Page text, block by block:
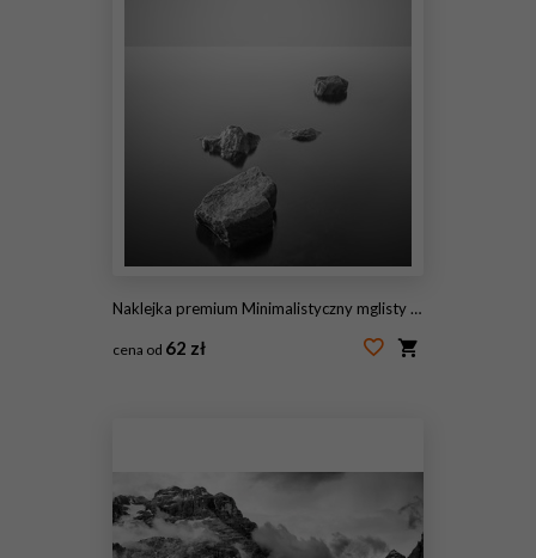
Naklejka premium Minimalistyczny mglisty krajobraz. Czarny i biały.
cena od 62 zł